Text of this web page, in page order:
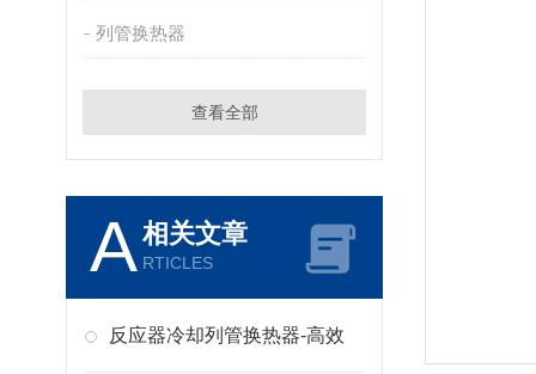
列管换热器
查看全部
A相关文章
RTICLES
反应器冷却列管换热器-高效